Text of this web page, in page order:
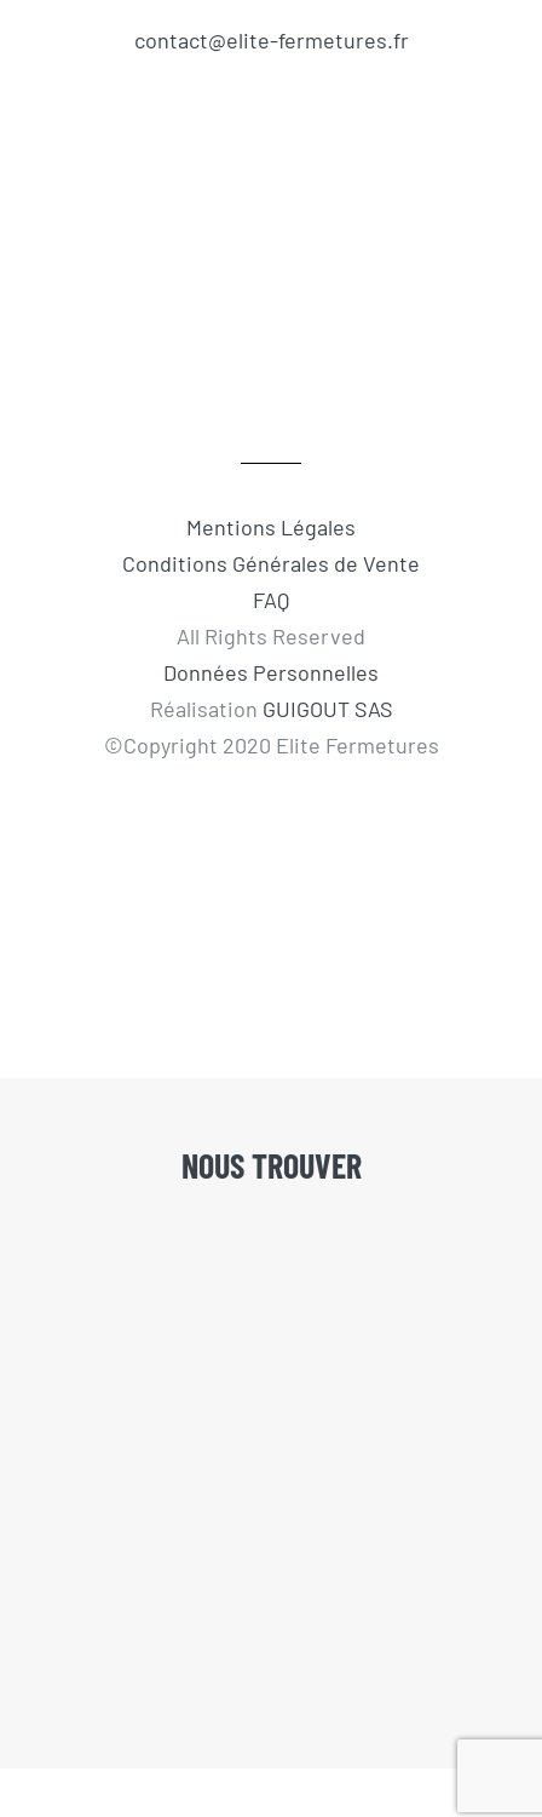
contact@elite-fermetures.fr
Mentions Légales
Conditions Générales de Vente
FAQ
All Rights Reserved
Données Personnelles
Réalisation GUIGOUT SAS
©Copyright 2020 Elite Fermetures
NOUS TROUVER